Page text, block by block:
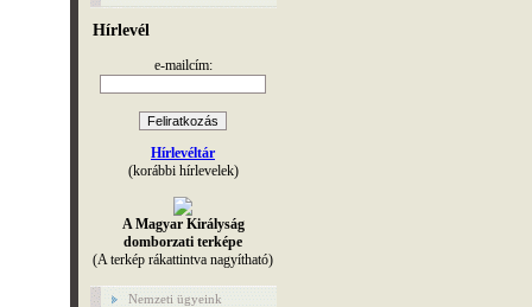
Hírlevél
e-mailcím:
Hírlevéltár
(korábbi hírlevelek)
A Magyar Királyság
domborzati terképe
(A terkép rákattintva nagyítható)
Nemzeti ügyeink